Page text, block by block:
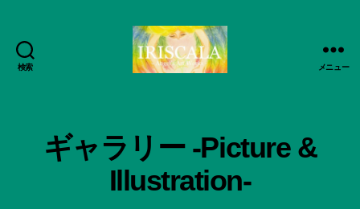
検索
月
動
メニュー
ギャラリー -Picture &
Illustration-